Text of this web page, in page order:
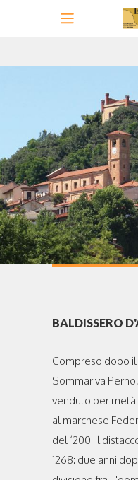
BALDISSERO
Compreso dopo
Sommariva Perno,
venduto per metà
al marchese
del ‘200. Il
1268: due anni